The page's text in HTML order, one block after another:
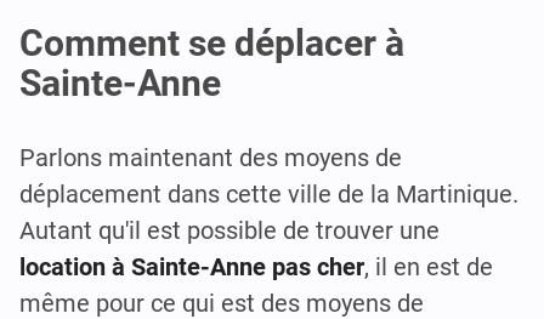
Comment se déplacer à
Sainte-Anne
Parlons maintenant des moyens de
déplacement dans cette ville de la Martinique.
Autant qu'il est possible de trouver une
location à Sainte-Anne pas cher, il en est de
même pour ce qui est des moyens de